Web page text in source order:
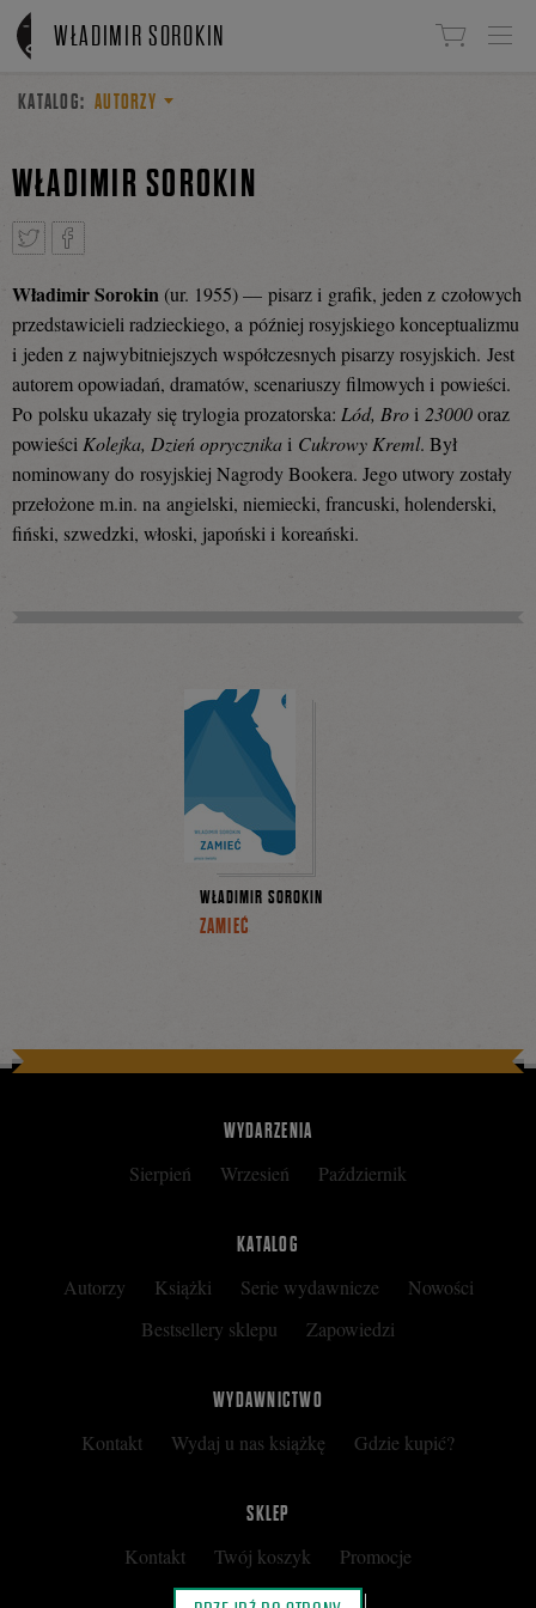
Linki do przejścia
WŁADIMIR SOROKIN
KATALOG: AUTORZY
WŁADIMIR SOROKIN
TweetnijPodziel
się
na
Władimir Sorokin (ur. 1955) — pisarz i grafik, jeden z czołowych
przedstawicieli radzieckiego, a później rosyjskiego konceptualizmu
i jeden z najwybitniejszych współczesnych pisarzy rosyjskich. Jest
autorem opowiadań, dramatów, scenariuszy filmowych i powieści.
Po polsku ukazały się trylogia prozatorska: Lód, Broi 23000oraz
powieściKolejka, Dzień oprycznikai Cukrowy Kreml. Był
nominowany do rosyjskiej Nagrody Bookera. Jego utwory zostały
przełożone m.in. na angielski, niemiecki, francuski, holenderski,
fiński, szwedzki, włoski, japoński i koreański.
WŁADIMIR SOROKIN
ZAMIEĆ
WYDARZENIA
Sierpień Wrzesień Październik
KATALOG
Autorzy Książki Serie wydawnicze
Nowości
Bestsellery sklepu
Zapowiedzi
WYDAWNICTWO
Kontakt Wydaj u nas książkę Gdzie kupić?
SKLEP
Kontakt Twój koszyk
Promocje
Kup kartę podarunkową
Nota prawna